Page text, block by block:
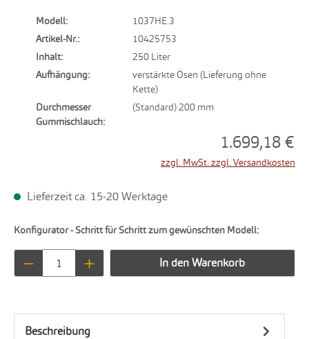
Modell:
1037HE.3
Artikel-Nr.:
10425753
Inhalt:
250 Liter
Aufhängung:
verstärkte Ösen (Lieferung ohne
Kette)
Durchmesser
Gummischlauch:
(Standard) 200 mm
1.699,18 €
zzgl. MwSt. zzgl. Versandkosten
Lieferzeit ca. 15-20 Werktage
Konfigurator - Schritt für Schritt zum gewünschten Modell:
Produkt Anzahl: Gib den gewünschten
In den Warenkorb
Beschreibung